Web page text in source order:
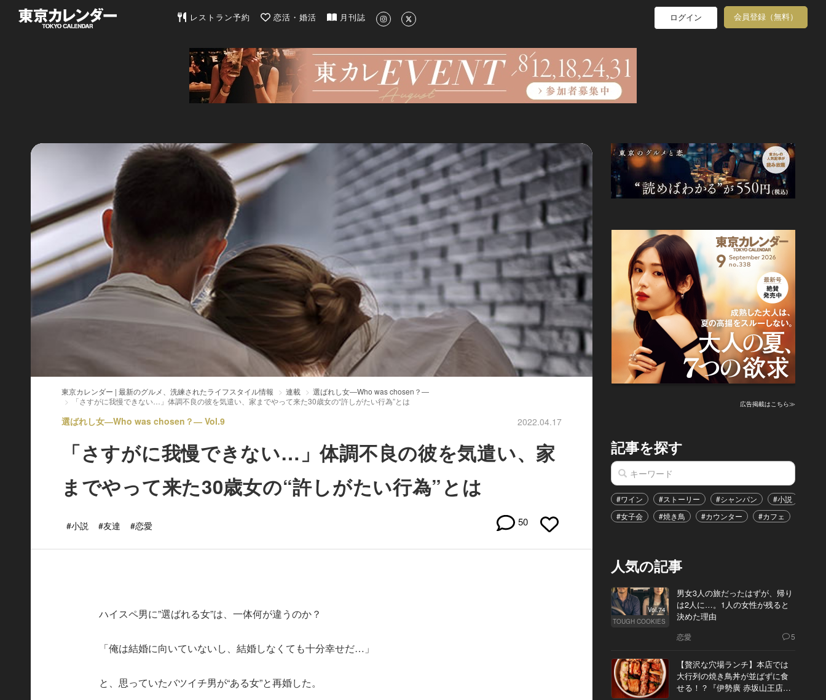
東京カレンダー | 最新のグルメ、洗練されたライフスタイル情報
レストラン予約 恋活・婚活 月刊誌 ログイン 会員登録（無料）
東京カレンダー | 最新のグルメ、洗練されたライフスタイル情報 連載
選ばれし女―Who was chosen？―
「さすがに我慢できない…」体調不良の彼を気遣い、家までやって来た30歳女の“許しがたい行為”とは
選ばれし女―Who was chosen？― Vol.9 2022.04.17
「さすがに我慢できない…」体調不良の彼を気遣い、家
までやって来た30歳女の“許しがたい行為”とは
#小説 #友達 #恋愛 50
ハイスペ男に”選ばれる女”は、一体何が違うのか？
「俺は結婚に向いていないし、結婚しなくても十分幸せだ…」
と、思っていたバツイチ男が“ある女”と再婚した。
広告掲載はこちら≫
記事を探す
#ワイン #ストーリー #シャンパン #小説
#女子会
#焼き鳥 #カウンター #カフェ
人気の記事
Vol.74
TOUGH COOKIES
男女3人の旅だったはずが、帰り
は2人に…。1人の女性が残ると
決めた理由
恋愛 5
【贅沢な穴場ランチ】本店では
大行列の焼き鳥丼が並ばずに食
せる！？『伊勢廣 赤坂山王店』